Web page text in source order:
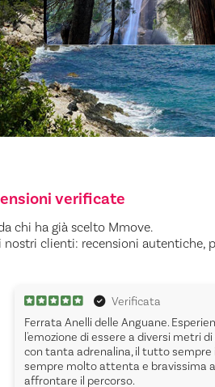
verificate
chi ha già scelto Mmove.
clienti: recensioni autentiche,
Verificata
Ferrata Anelli delle Anguane.
l'emozione di essere a diversi metri
con tanta adrenalina, il tutto sempre
sempre molto attenta e bravissima
affrontare il percorso.